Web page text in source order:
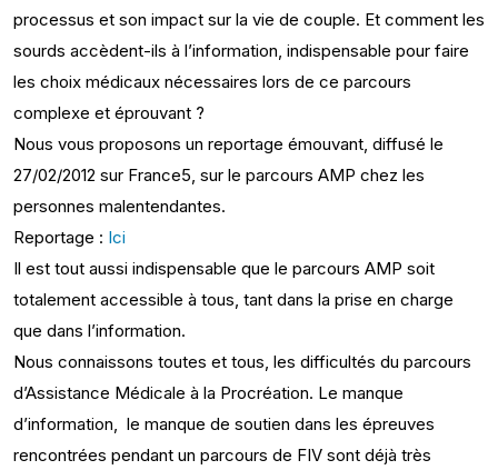
processus et son impact sur la vie de couple. Et comment les
sourds accèdent-ils à l’information, indispensable pour faire
les choix médicaux nécessaires lors de ce parcours
complexe et éprouvant ?
Nous vous proposons un reportage émouvant, diffusé le
27/02/2012 sur France5, sur le parcours AMP chez les
personnes malentendantes.
Reportage : Ici
Il est tout aussi indispensable que le parcours AMP soit
totalement accessible à tous, tant dans la prise en charge
que dans l’information.
Nous connaissons toutes et tous, les difficultés du parcours
d’Assistance Médicale à la Procréation. Le manque
d’information, le manque de soutien dans les épreuves
rencontrées pendant un parcours de FIV sont déjà très